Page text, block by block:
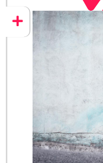
CONZEPT 16
YEET